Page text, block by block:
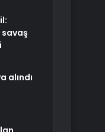
savaş
alındı